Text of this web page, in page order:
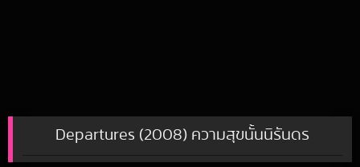
Departures (2008) ความสุขนั้นนิรันดร